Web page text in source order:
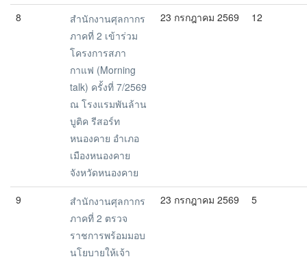
8
สำนักงานศุลกากร
ภาคที่ 2 เข้าร่วม
โครงการสภา
กาแฟ (Morning
talk) ครั้งที่ 7/2569
ณ โรงแรมพันล้าน
บูติค รีสอร์ท
หนองคาย อำเภอ
เมืองหนองคาย
จังหวัดหนองคาย
23 กรกฎาคม 2569 12
9
สำนักงานศุลกากร
ภาคที่ 2 ตรวจ
ราชการพร้อมมอบ
นโยบายให้เจ้า
23 กรกฎาคม 2569 5